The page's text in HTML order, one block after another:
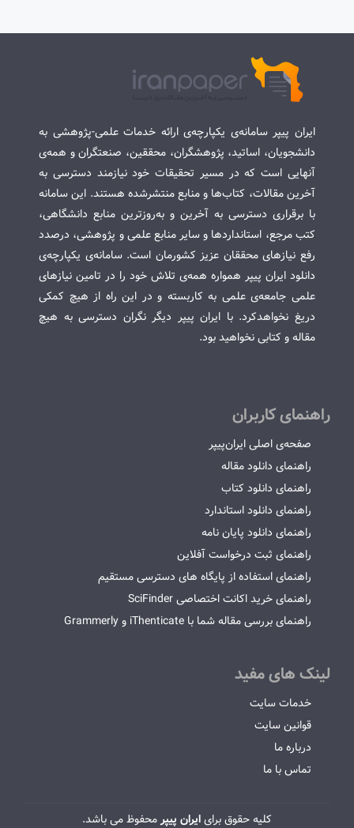
ایران پیپر سامانه‌ی یکپارچه‌ی ارائه خدمات علمی-پژوهشی به
دانشجویان، اساتید، پژوهشگران، محققین، صنعتگران و همه‌ی
آنهایی است که در مسیر تحقیقات خود نیازمند دسترسی به
آخرین مقالات، کتاب‌ها و منابع منتشرشده هستند. این سامانه
با برقراری دسترسی به آخرین و به‌روزترین منابع دانشگاهی،
کتب مرجع، استانداردها و سایر منابع علمی و پژوهشی، درصدد
رفع نیازهای محققان عزیز کشورمان است. سامانه‌ی یکپارچه‌ی
دانلود ایران پیپر همواره همه‌ی تلاش خود را در تامین نیازهای
علمی جامعه‌ی علمی به کاربسته و در این راه از هیچ کمکی
دریغ نخواهدکرد. با ایران پیپر دیگر نگران دسترسی به هیچ
مقاله و کتابی نخواهید بود.
راهنمای کاربران
صفحه‌ی اصلی ایران‌پیپر
راهنمای دانلود مقاله
راهنمای دانلود کتاب
راهنمای دانلود استاندارد
راهنمای دانلود پایان نامه
راهنمای ثبت درخواست آفلاین
راهنمای استفاده از پایگاه های دسترسی مستقیم
راهنمای خرید اکانت اختصاصی SciFinder
راهنمای بررسی مقاله شما با iThenticate و Grammerly
لینک های مفید
خدمات سایت
قوانین سایت
درباره ما
تماس با ما
کلیه حقوق برایایران پیپرمحفوظ می باشد.